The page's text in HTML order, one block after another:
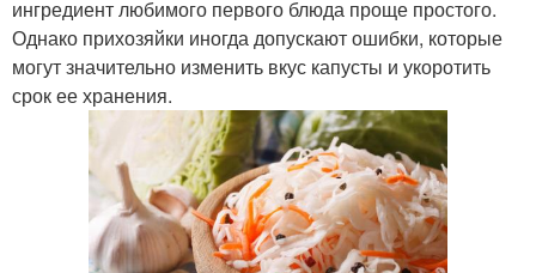
ингредиент любимого первого блюда проще простого.
Однако прихозяйки иногда допускают ошибки, которые
могут значительно изменить вкус капусты и укоротить
срок ее хранения.